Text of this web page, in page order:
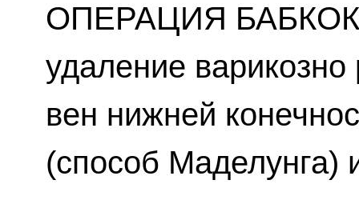
ОПЕРАЦИЯ
удаление
вен нижней
(способ Маделунга)